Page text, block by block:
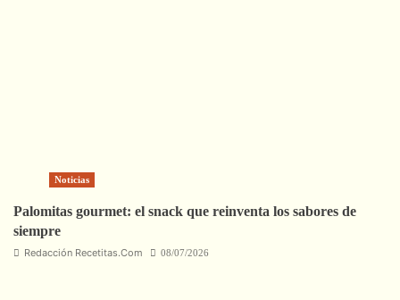
Noticias
Palomitas gourmet: el snack que reinventa los sabores de
siempre
Redacción Recetitas.Com 08/07/2026